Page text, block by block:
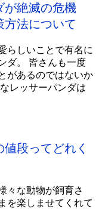
が絶滅の危機
方法について
らしいことで有名に
ダ。 皆さんも一度
があるのではないか
レッサーパンダは
段ってどれく
々な動物が飼育さ
を楽しませてくれて